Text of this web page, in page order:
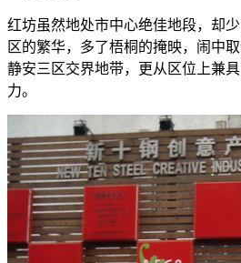
红坊虽然地处市中心绝佳地段，却
区的繁华，多了梧桐的掩映，闹中
静安三区交界地带，更从区位上兼具
力。